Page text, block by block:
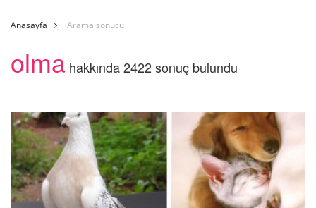
Anasayfa Arama sonucu
olma hakkında 2422 sonuç bulundu